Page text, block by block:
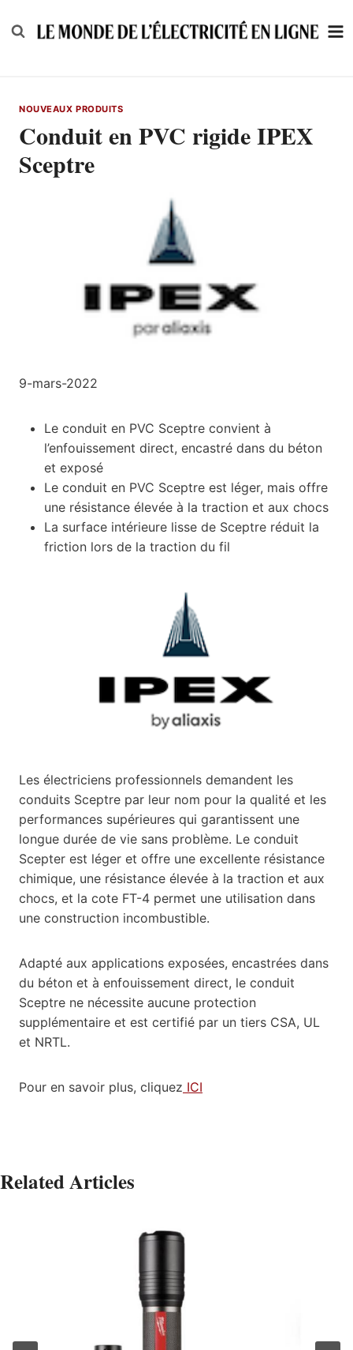
to
NOUVEAUX PRODUITS
Conduit en PVC rigide IPEX
Sceptre
9-mars-2022
Le conduit en PVC Sceptre convient à
l’enfouissement direct, encastré dans du béton
et exposé
Le conduit en PVC Sceptre est léger, mais offre
une résistance élevée à la traction et aux chocs
La surface intérieure lisse de Sceptre réduit la
friction lors de la traction du fil
Les électriciens professionnels demandent les
conduits Sceptre par leur nom pour la qualité et les
performances supérieures qui garantissent une
longue durée de vie sans problème. Le conduit
Scepter est léger et offre une excellente résistance
chimique, une résistance élevée à la traction et aux
chocs, et la cote FT-4 permet une utilisation dans
une construction incombustible.
Adapté aux applications exposées, encastrées dans
du béton et à enfouissement direct, le conduit
Sceptre ne nécessite aucune protection
supplémentaire et est certifié par un tiers CSA, UL
et NRTL.
Pour en savoir plus, cliquez ICI
Related Articles